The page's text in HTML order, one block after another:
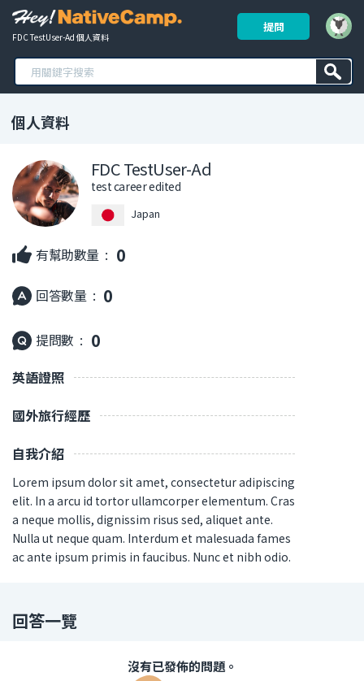
FDC TestUser-Ad 個人資料
提問
個人資料
FDC TestUser-Ad
test career edited
Japan
有幫助數量 : 0
回答數量 : 0
提問數 : 0
英語證照
國外旅行經歷
自我介紹
Lorem ipsum dolor sit amet, consectetur adipiscing
elit. In a arcu id tortor ullamcorper elementum. Cras
a neque mollis, dignissim risus sed, aliquet ante.
Nulla ut neque quam. Interdum et malesuada fames
ac ante ipsum primis in faucibus. Nunc et nibh odio.
回答一覽
沒有已發佈的問題。